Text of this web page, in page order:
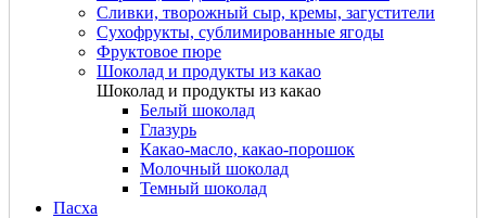
Сливки, творожный сыр, кремы, загустители
Сухофрукты, сублимированные ягоды
Фруктовое пюре
Шоколад и продукты из какао
Шоколад и продукты из какао
Белый шоколад
Глазурь
Какао-масло, какао-порошок
Молочный шоколад
Темный шоколад
Пасха